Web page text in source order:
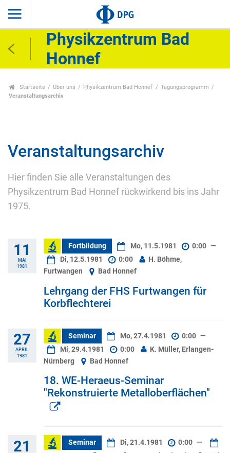
Physikzentrum Bad
Honnef
Startseite Über uns Physikzentrum Bad Honnef
Tagungsprogramm
Veranstaltungsarchiv
Veranstaltungsarchiv
Hier finden Sie alle Veranstaltungen des
Physikzentrum Bad Honnef rückwirkend bis ins Jahr
1975.
11
MAI
1981
Fortbildung Mo, 11.5.1981 0:00 —
Di, 12.5.1981
0:00
H. Böhme,
Furtwangen
Bad Honnef
Lehrgang der FHS Furtwangen für
Korbflechterei
27
APRIL
1981
Seminar Mo, 27.4.1981 0:00 —
Mi, 29.4.1981
0:00
K. Müller, Erlangen-
Nürnberg
Bad Honnef
18. WE-Heraeus-Seminar
"Rekonstruierte Metalloberflächen"
21 Seminar Di, 21.4.1981 0:00 —